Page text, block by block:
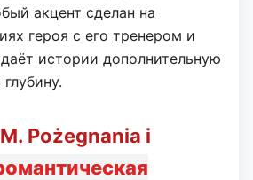
акцент сделан на
героя с его тренером и
истории дополнительную
Pożegnania i